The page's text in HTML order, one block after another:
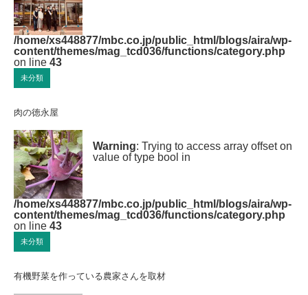
/home/xs448877/mbc.co.jp/public_html/blogs/aira/wp-
content/themes/mag_tcd036/functions/category.php
on line 43
未分類
肉の徳永屋
Warning: Trying to access array offset on
value of type bool in
/home/xs448877/mbc.co.jp/public_html/blogs/aira/wp-
content/themes/mag_tcd036/functions/category.php
on line 43
未分類
有機野菜を作っている農家さんを取材